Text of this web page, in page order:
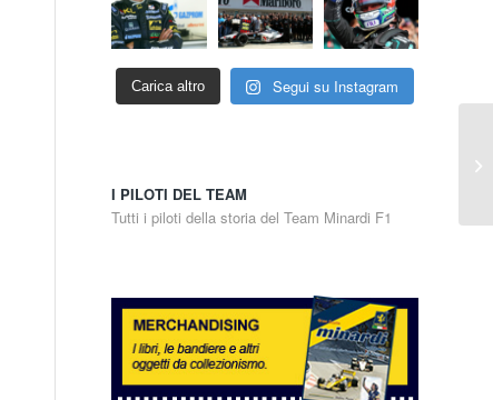
Carica altro Segui su Instagram
I PILOTI DEL TEAM
Tutti i piloti della storia del Team Minardi F1